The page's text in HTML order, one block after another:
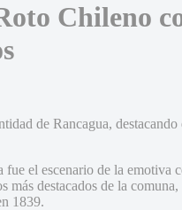
Chileno
de Rancagua, destacando
el escenario de la emotiva
destacados de la comuna,
1839.